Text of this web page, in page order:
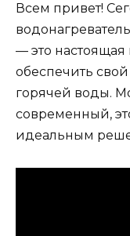
Всем привет!
— это настоящая
обеспечить
горячей воды.
современный,
идеальным